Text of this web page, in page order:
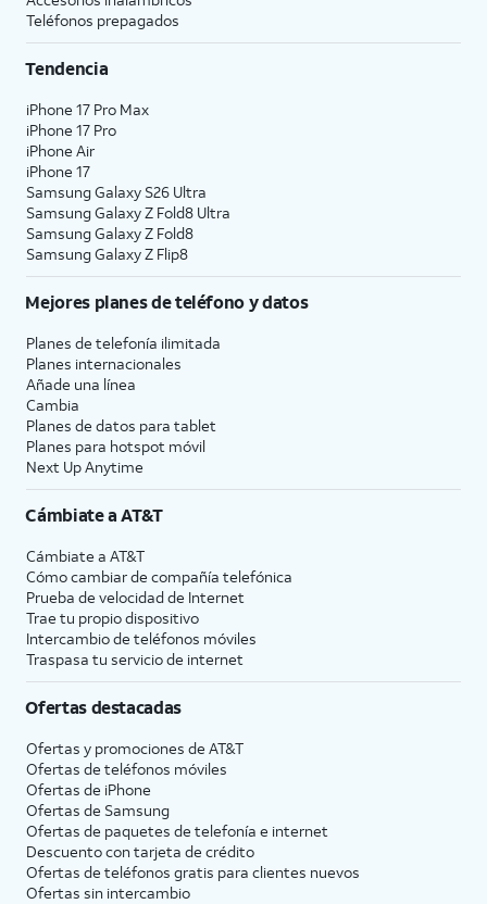
Teléfonos prepagados
Tendencia
iPhone 17 Pro Max
iPhone 17 Pro
iPhone Air
iPhone 17
Samsung Galaxy S26 Ultra
Samsung Galaxy Z Fold8 Ultra
Samsung Galaxy Z Fold8
Samsung Galaxy Z Flip8
Mejores planes de teléfono y datos
Planes de telefonía ilimitada
Planes internacionales
Añade una línea
Cambia
Planes de datos para tablet
Planes para hotspot móvil
Next Up Anytime
Cámbiate aAT&T
Cámbiate a AT&T
Cómo cambiar de compañía telefónica
Prueba de velocidad de Internet
Trae tu propio dispositivo
Intercambio de teléfonos móviles
Traspasa tu servicio de internet
Ofertas destacadas
Ofertas y promociones de AT&T
Ofertas de teléfonos móviles
Ofertas de iPhone
Ofertas de Samsung
Ofertas de paquetes de telefonía e internet
Descuento con tarjeta de crédito
Ofertas de teléfonos gratis para clientes nuevos
Ofertas sin intercambio